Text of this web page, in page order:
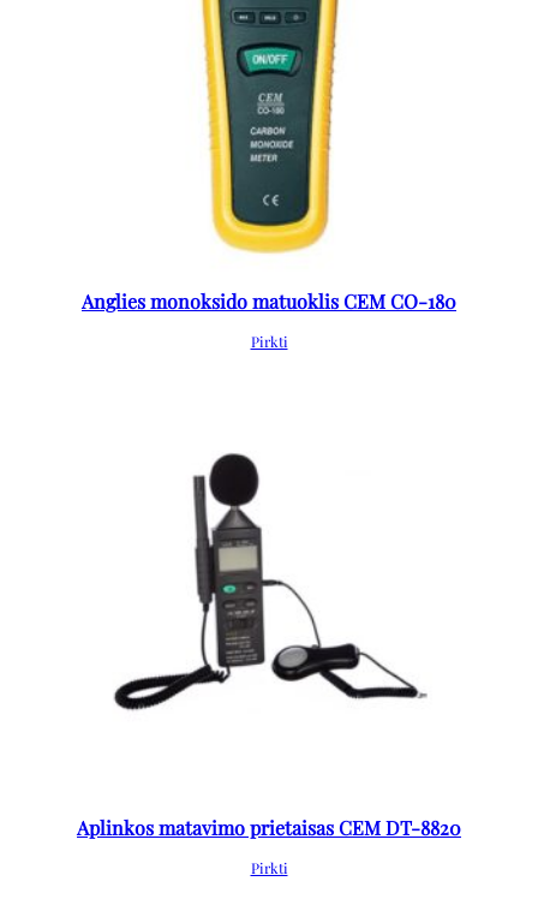
Anglies monoksido matuoklis CEM CO-180
Pirkti
Aplinkos matavimo prietaisas CEM DT-8820
Pirkti